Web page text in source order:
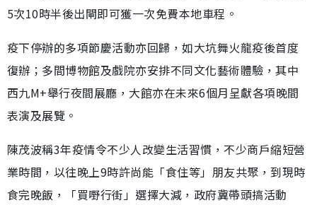
5次10時半後出閘即可獲一次免費本地車程。
疫下停辦的多項節慶活動亦回歸，如大坑舞火龍疫後首度
復辦；多間博物館及戲院亦安排不同文化藝術體驗，其中
西九M+舉行夜間展廳，大館亦在未來6個月呈獻各項晚間
表演及展覽。
陳茂波稱3年疫情令不少人改變生活習慣，不少商戶縮短營
業時間，以往晚上9時許尚能「食住等」朋友共聚，到現時
食完晚飯，「買嘢行街」選擇大減，政府冀帶頭搞活動